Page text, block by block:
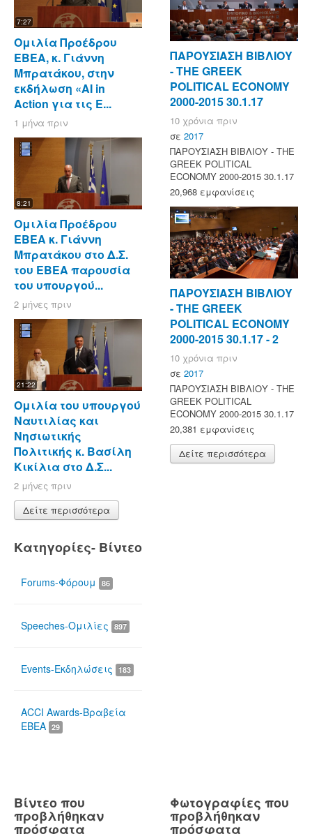
7:27
Ομιλία Προέδρου
ΕΒΕΑ, κ. Γιάννη
Μπρατάκου, στην
εκδήλωση «AI in
Action για τις Ε...
1 μήνα πριν
8:21
Ομιλία Προέδρου
ΕΒΕΑ κ. Γιάννη
Μπρατάκου στο Δ.Σ.
του ΕΒΕΑ παρουσία
του υπουργού...
2 μήνες πριν
21:22
Ομιλία του υπουργού
Ναυτιλίας και
Νησιωτικής
Πολιτικής κ. Βασίλη
Κικίλια στο Δ.Σ...
2 μήνες πριν
Δείτε περισσότερα
Κατηγορίες- Βίντεο
Forums-Φόρουμ 86
Speeches-Ομιλίες 897
Events-Εκδηλώσεις 183
ACCI Awards-Βραβεία
ΕΒΕΑ 29
ΠΑΡΟΥΣΙΑΣΗ ΒΙΒΛΙΟΥ
- ΤΗΕ GREEK
POLITICAL ECONOMY
2000-2015 30.1.17
10 χρόνια πριν
σε 2017
ΠΑΡΟΥΣΙΑΣΗ ΒΙΒΛΙΟΥ - ΤΗΕ
GREEK POLITICAL
ECONOMY 2000-2015 30.1.17
20,968 εμφανίσεις
ΠΑΡΟΥΣΙΑΣΗ ΒΙΒΛΙΟΥ
- ΤΗΕ GREEK
POLITICAL ECONOMY
2000-2015 30.1.17 - 2
10 χρόνια πριν
σε 2017
ΠΑΡΟΥΣΙΑΣΗ ΒΙΒΛΙΟΥ - ΤΗΕ
GREEK POLITICAL
ECONOMY 2000-2015 30.1.17
20,381 εμφανίσεις
Δείτε περισσότερα
Βίντεο που
προβλήθηκαν
πρόσφατα
Φωτογραφίες που
προβλήθηκαν
πρόσφατα